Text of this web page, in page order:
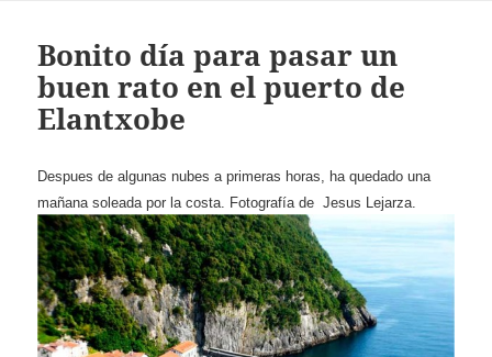
Bonito día para pasar un
buen rato en el puerto de
Elantxobe
Despues de algunas nubes a primeras horas, ha quedado una
mañana soleada por la costa. Fotografía deJesus Lejarza.